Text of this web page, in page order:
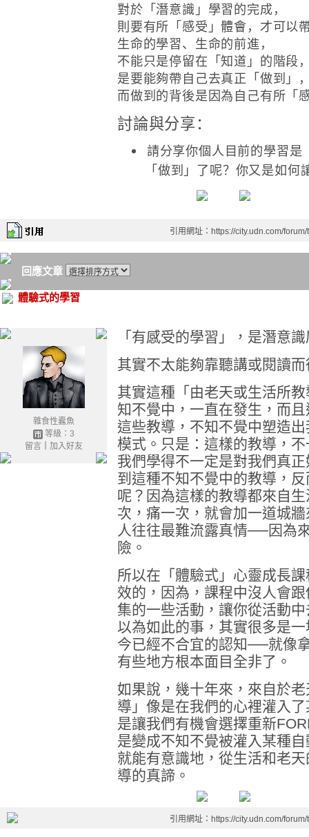
對於「潛意識」學習的完成，
則要有所「感受」體會，才可以
生命的學習、生命的前進，
不能只是停留在「知道」的階段
是要能夠帶自己去真正「做到」
而做到的背後是因為自己有所「
討論與分享：
請分享你個人目前的學習是
「做到」了呢？你又是如何
引用網址：https://city.udn.com/
回應文章
體驗式的學習
雜食性蠹魚
等級：3
留言｜ 加入好友
「有感受的學習」，是潛意
其實不太能夠靠聽講或閱讀而
其實這種「由老天或生活所
知不覺中，一直在發生，而
這些教導，不知不覺中塑造
模式。只是：這樣的教導，
我們學得不一定是對我們真
到這種不知不覺中的教導，
呢？因為這樣的教導都來自
次，痛一次，就會加一道城
人往往最難流露真情──因為
險。
所以在「體驗式」心靈成長
效的，因為，課程中沒人會
集的一些活動，讓你從活動
以為如此的事，其實很多是
今已經不合宜的認知──就像
有些地方根本面目全非了。
如果說，幾十年來，來自於
導」像是在我們的心裡灌入
是讓我們有機會選擇重新
是變成不知不覺被灌入某種
就能有意識地，從生活和老
導的真諦。
引用網址：https://city.udn.com/